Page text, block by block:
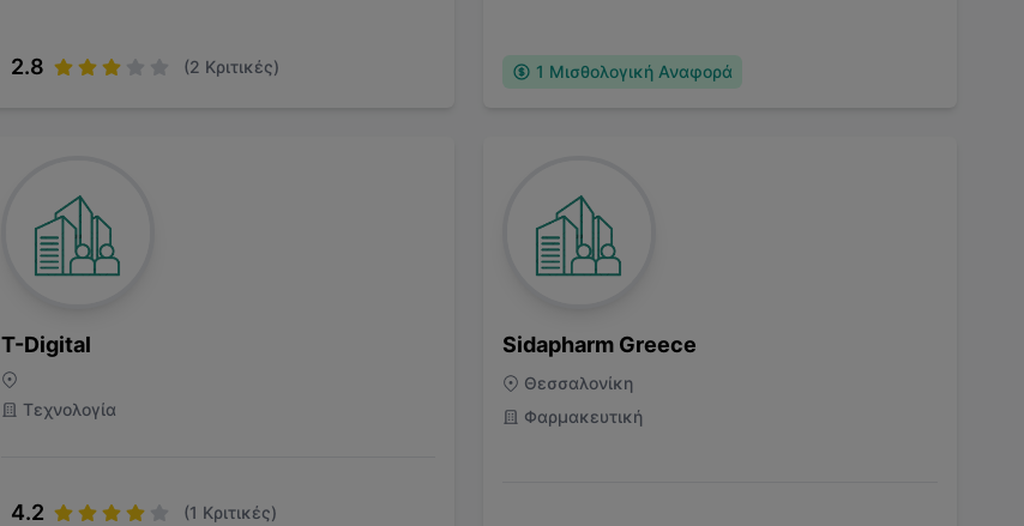
2.8 (2 Κριτικές) 1 Μισθολογική Αναφορά
T-Digital
Τεχνολογία
4.2 (1 Κριτικές)
Sidapharm Greece
Θεσσαλονίκη
Φαρμακευτική